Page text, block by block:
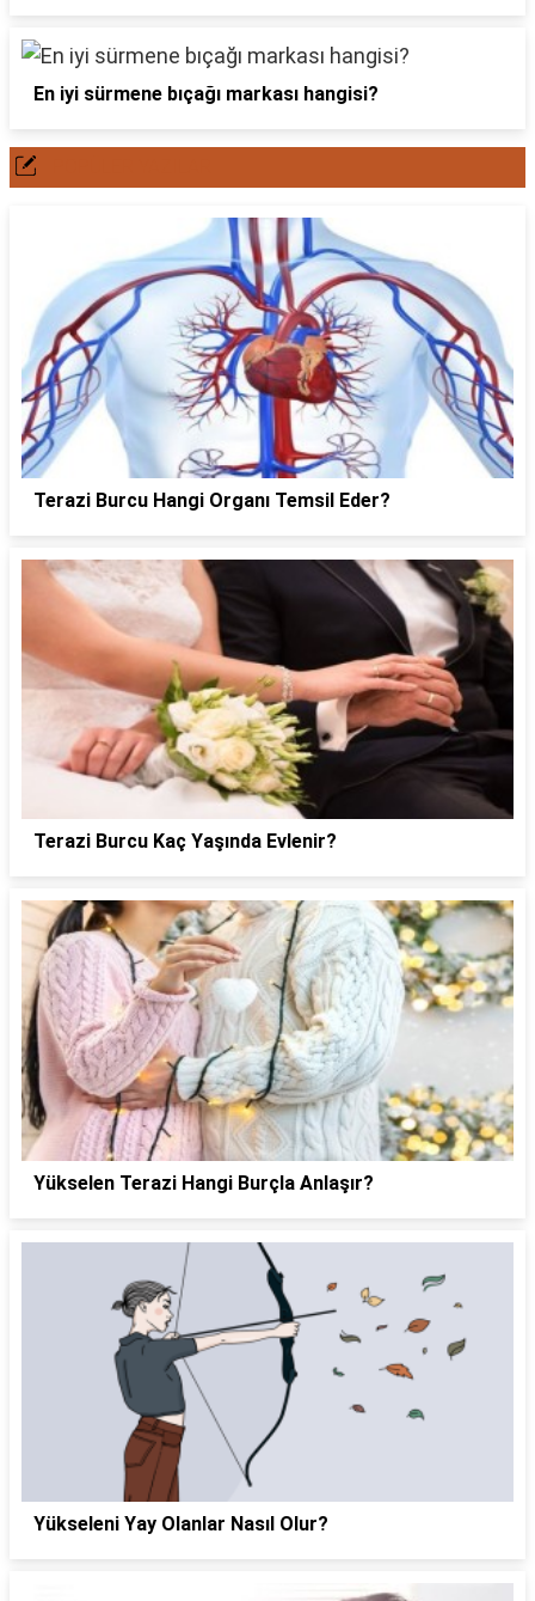
En iyi sürmene bıçağı markası hangisi?
Terazi Burcu Hangi Organı Temsil Eder?
Terazi Burcu Kaç Yaşında Evlenir?
Yükselen Terazi Hangi Burçla Anlaşır?
Yükseleni Yay Olanlar Nasıl Olur?